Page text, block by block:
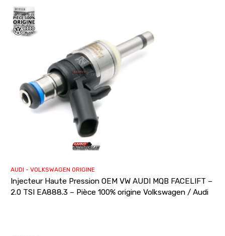
AUDI - VOLKSWAGEN ORIGINE
Injecteur Haute Pression OEM VW AUDI MQB FACELIFT –
2.0 TSI EA888.3 – Pièce 100% origine Volkswagen / Audi